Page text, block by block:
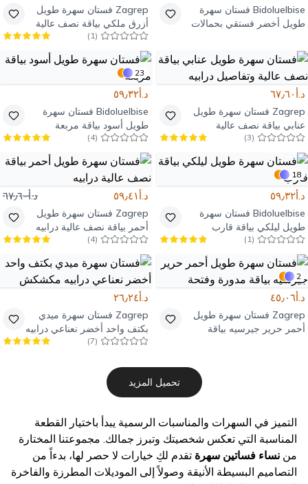
Bidoluelbise فستان سهرة
طويل أخضر فستقي بحمالات
Zagrep فستان سهرة طويل
أزرق ملكي بياقة نصف عالية
ودرابيه مزموم
(
1
)
د.أ٦٧٫٦٠
Zagrep فستان سهرة طويل
عنابي بياقة نصف عالية
وتفاصيل درابيه
(
3
)
23
د.أ٥٩٫٣٢
Bidoluelbise فستان سهرة
طويل أسود بياقة مربعة
(
4
)
18
د.أ٥٩٫٣٢
Bidoluelbise فستان سهرة
طويل ليلكي بياقة قارب
(
1
)
د.أ٥٩٫٤١ د.أ٦٧٫٦٠
Zagrep فستان سهرة طويل
أحمر بياقة نصف عالية درابيه
(
4
)
2
د.أ٤٥٫٠٦
Zagrep فستان سهرة طويل
أحمر حرير جيرسيه بياقة
د.أ٢٦٫٢٤
Zagrep فستان سهرة ميدي
بكتف واحد أخضر نعناعي درابيه
مكشكش
(
7
)
تحميل المزيد
التميز في السهرات والمناسبات الرسمية يبدأ باختيار القطعة
المناسبة التي تعكس شخصيتك وتبرز جمالك. مجموعتنا المختارة
من نساء فساتين سهرة تقدم لكِ خيارات لا حصر لها، بدءاً من
التصاميم البسيطة الأنيقة وصولاً إلى الموديلات المطرزة والفاخرة